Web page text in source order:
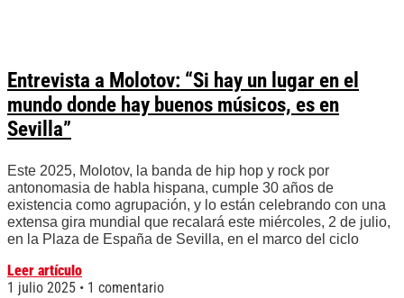
Entrevista a Molotov: “Si hay un lugar en el
mundo donde hay buenos músicos, es en
Sevilla”
Este 2025, Molotov, la banda de hip hop y rock por
antonomasia de habla hispana, cumple 30 años de
existencia como agrupación, y lo están celebrando con una
extensa gira mundial que recalará este miércoles, 2 de julio,
en la Plaza de España de Sevilla, en el marco del ciclo
Leer artículo
1 julio 2025
1 comentario